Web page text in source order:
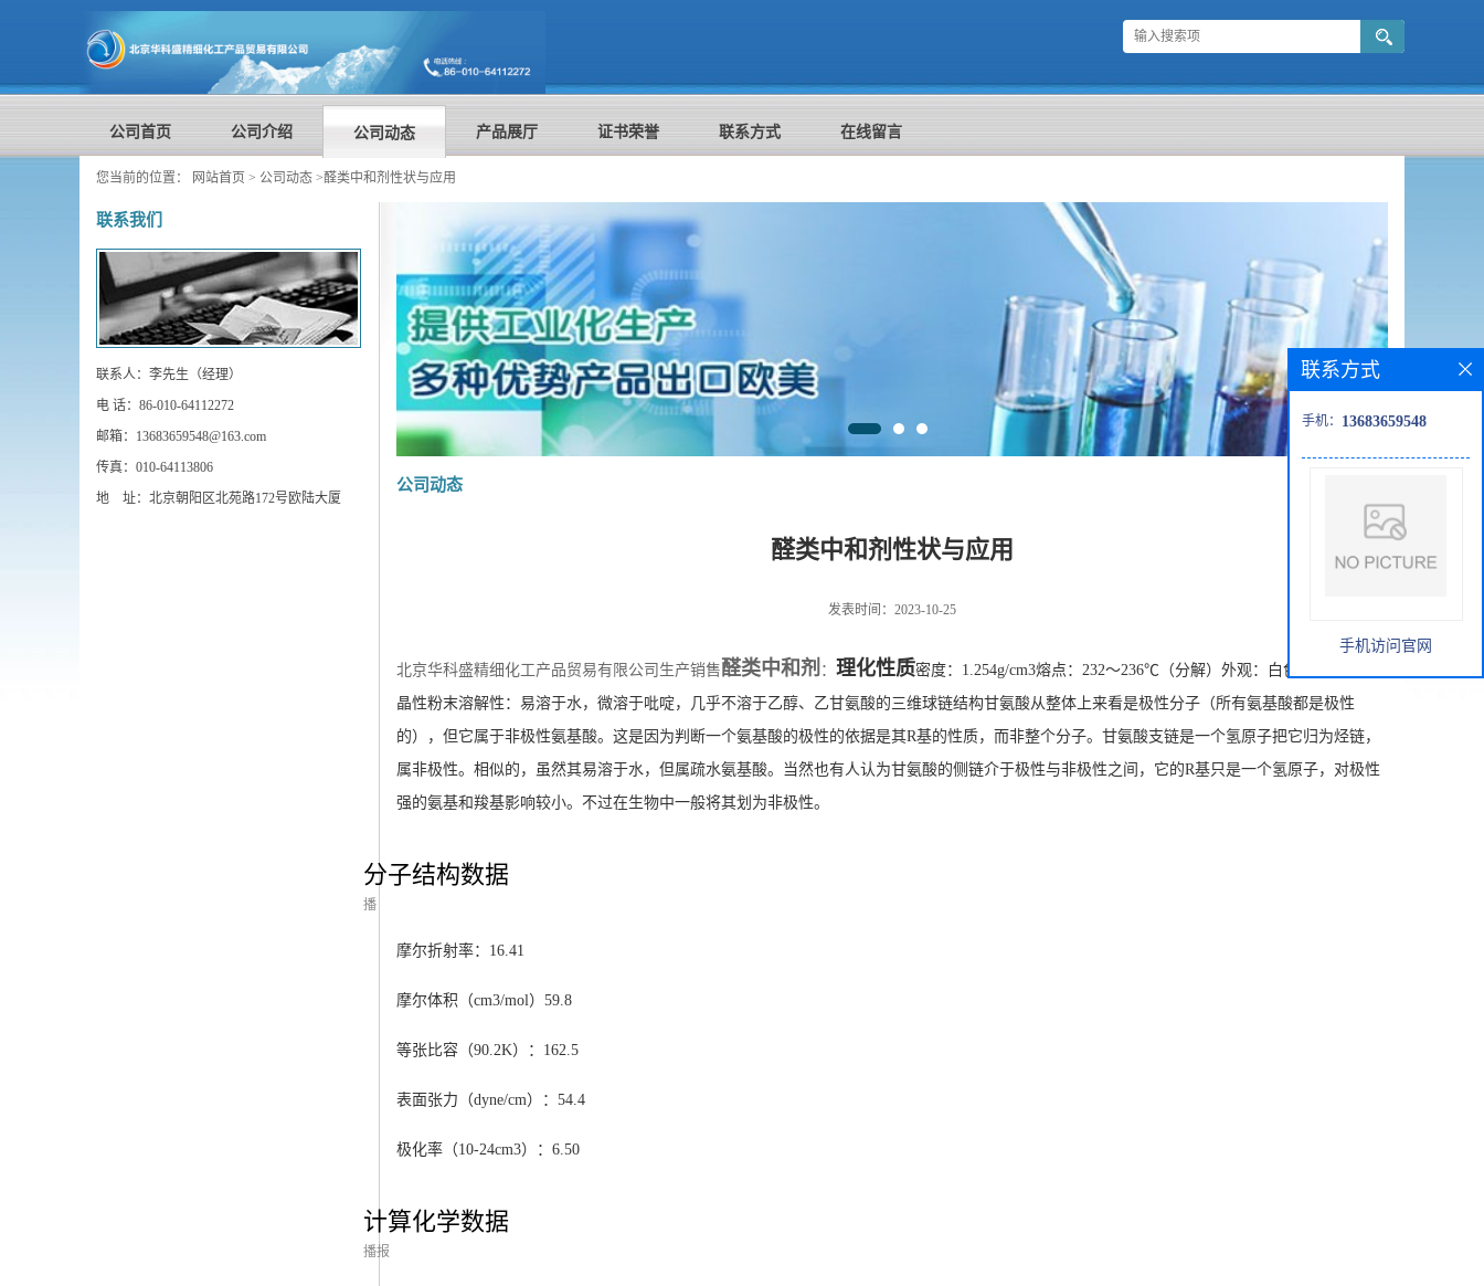
公司首页 公司介绍 公司动态 产品展厅 证书荣誉 联系方式 在线留言
您当前的位置： 网站首页 > 公司动态 >醛类中和剂性状与应用
联系我们
联系人：李先生（经理）
电 话：86-010-64112272
邮箱：13683659548@163.com
传真：010-64113806
地 址：北京朝阳区北苑路172号欧陆大厦
公司动态
醛类中和剂性状与应用
发表时间：2023-10-25
北京华科盛精细化工产品贸易有限公司生产销售醛类中和剂 ： 理化性质密度：1.254g/cm3熔点：232～236℃（分解）外观：白色至灰白色结
晶性粉末溶解性：易溶于水，微溶于吡啶，几乎不溶于乙醇、乙甘氨酸的三维球链结构甘氨酸从整体上来看是极性分子（所有氨基酸都是极性
的），但它属于非极性氨基酸。这是因为判断一个氨基酸的极性的依据是其R基的性质，而非整个分子。甘氨酸支链是一个氢原子把它归为烃链，
属非极性。相似的，虽然其易溶于水，但属疏水氨基酸。当然也有人认为甘氨酸的侧链介于极性与非极性之间，它的R基只是一个氢原子，对极性
强的氨基和羧基影响较小。不过在生物中一般将其划为非极性。
分子结构数据
播
摩尔折射率：16.41
摩尔体积（cm3/mol）59.8
等张比容（90.2K）：162.5
表面张力（dyne/cm）：54.4
极化率（10-24cm3）：6.50
计算化学数据
播报
联系方式
手机： 13683659548
手机访问官网